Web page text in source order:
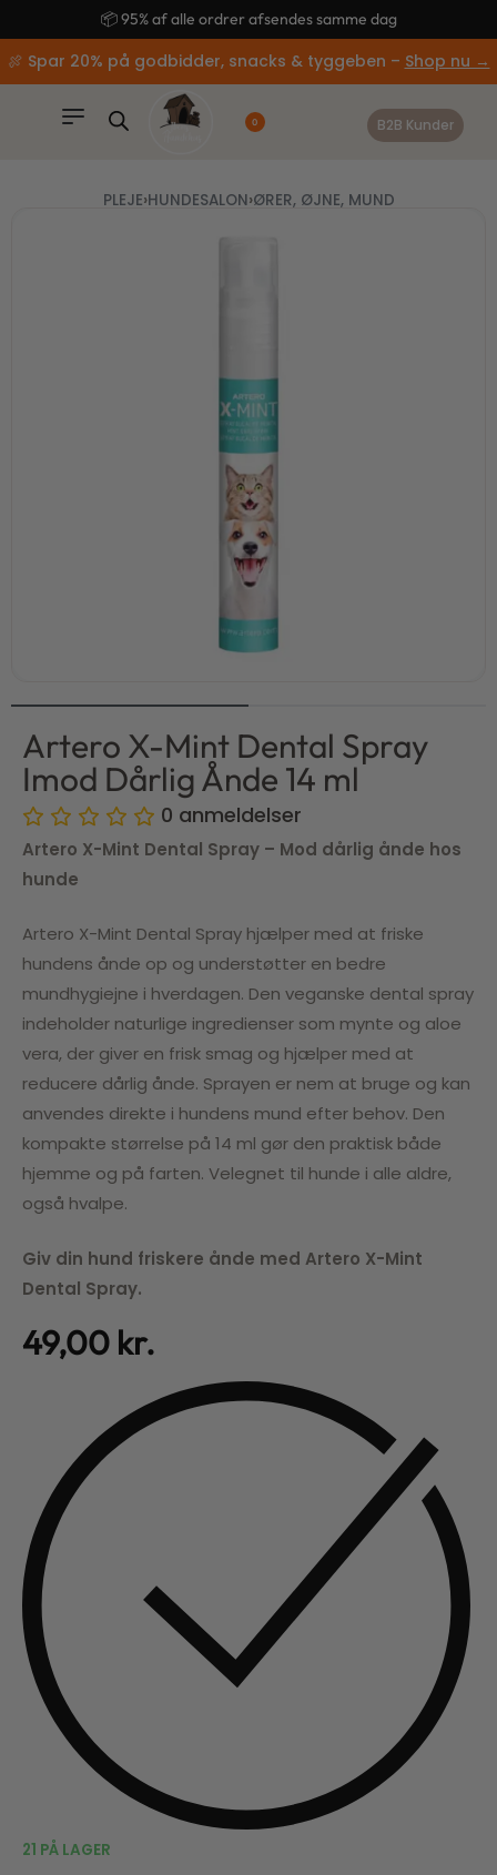
🚚 Gratis fragt ved køb over 499,-
🍖 Spar 20% på godbidder, snacks & tyggeben – Shop nu →
0 B2B Kunder
PLEJE›HUNDESALON›ØRER, ØJNE, MUND
Artero X-Mint Dental Spray
Imod Dårlig Ånde 14 ml
0 anmeldelser
Artero X-Mint Dental Spray – Mod dårlig ånde hos
hunde
Artero X-Mint Dental Spray hjælper med at friske
hundens ånde op og understøtter en bedre
mundhygiejne i hverdagen. Den veganske dental spray
indeholder naturlige ingredienser som mynte og aloe
vera, der giver en frisk smag og hjælper med at
reducere dårlig ånde. Sprayen er nem at bruge og kan
anvendes direkte i hundens mund efter behov. Den
kompakte størrelse på 14 ml gør den praktisk både
hjemme og på farten. Velegnet til hunde i alle aldre,
også hvalpe.
Giv din hund friskere ånde med Artero X-Mint
Dental Spray.
49,00 kr.
21 PÅ LAGER